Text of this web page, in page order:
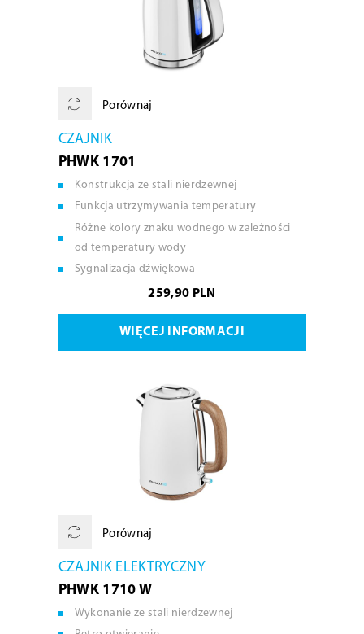
Porównaj
CZAJNIK
PHWK 1701
Konstrukcja ze stali nierdzewnej
Funkcja utrzymywania temperatury
Różne kolory znaku wodnego w zależności
od temperatury wody
Sygnalizacja dźwiękowa
259,90 PLN
WIĘCEJ INFORMACJI
Porównaj
CZAJNIK ELEKTRYCZNY
PHWK 1710 W
Wykonanie ze stali nierdzewnej